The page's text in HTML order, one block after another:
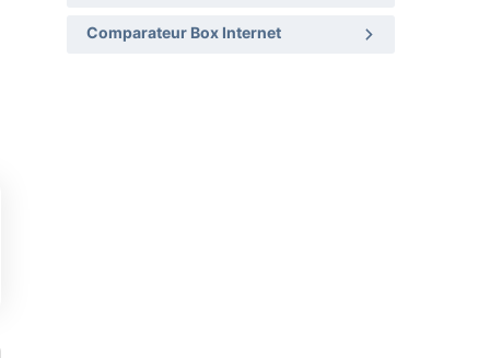
Comparateur Box Internet